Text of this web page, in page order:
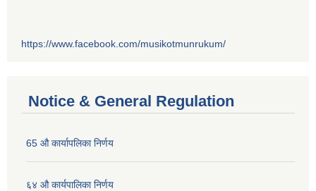
https://www.facebook.com/musikotmunrukum/
Notice & General Regulation
65 औ कार्यापलिका निर्णय
६४ औ कार्यपालिका निर्णय